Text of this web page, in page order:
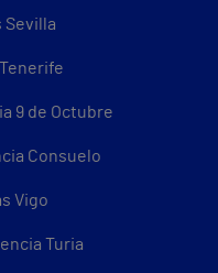
Sevilla
9 de Octubre
Consuelo
Vigo
Turia